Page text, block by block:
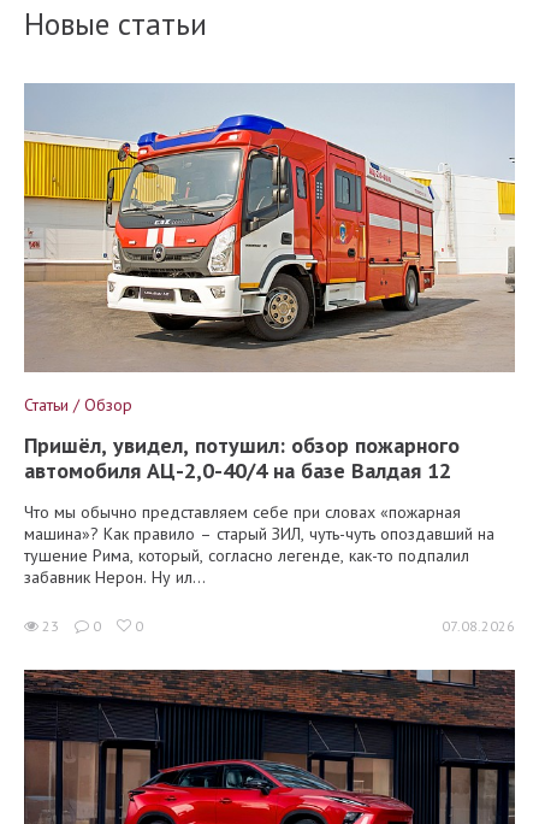
Новые статьи
Статьи / Обзор
Пришёл, увидел, потушил: обзор пожарного
автомобиля АЦ-2,0-40/4 на базе Валдая 12
Что мы обычно представляем себе при словах «пожарная
машина»? Как правило – старый ЗИЛ, чуть-чуть опоздавший на
тушение Рима, который, согласно легенде, как-то подпалил
забавник Нерон. Ну ил...
23 0 0 07.08.2026